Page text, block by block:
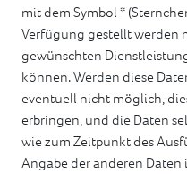
mit dem Symbol *
Verfügung gestellt werden
gewünschten
können. Werden diese
eventuell nicht möglich,
erbringen, und die Daten
wie zum Zeitpunkt des
Angabe der anderen Daten